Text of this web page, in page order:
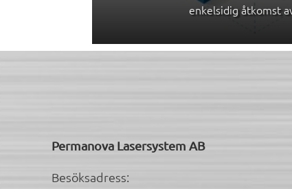
enkelsidig åtkomst
Permanova Lasersystem AB
Besöksadress: